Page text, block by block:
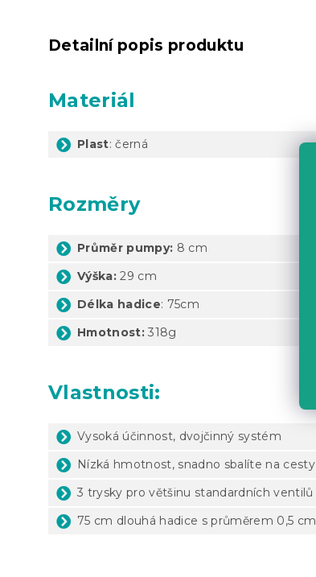
Detailní popis produktu
Materiál
Plast: černá
Rozměry
Průměr pumpy: 8 cm
Výška: 29 cm
Délka hadice: 75cm
Hmotnost:318g
Vlastnosti:
Vysoká účinnost, dvojčinný systém
Nízká hmotnost, snadno sbalíte na cesty
3 trysky pro většinu standardních ventilů
75 cm dlouhá hadice s průměrem 0,5 cm